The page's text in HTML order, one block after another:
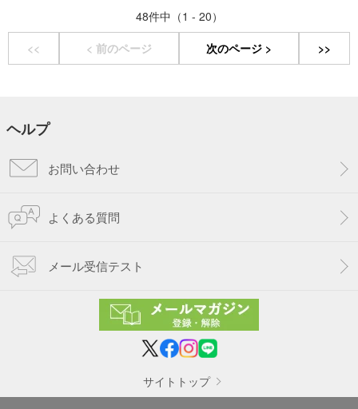
48件中（1 - 20）
<<
< 前のページ 次のページ > >>
ヘルプ
お問い合わせ
よくある質問
メール受信テスト
サイトトップ